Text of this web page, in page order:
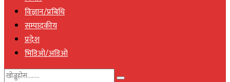
विज्ञान/प्रबिधि
सम्पादकीय
प्रदेश
भिडिओ/अडिओ